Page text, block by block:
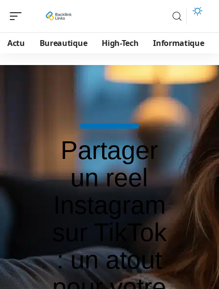
Actu Bureautique High-Tech Informatique
Partager
un reel
Instagram
sur TikTok
: un atout